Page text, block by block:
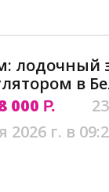
лодочный
в
000 Р.
2026 г. в